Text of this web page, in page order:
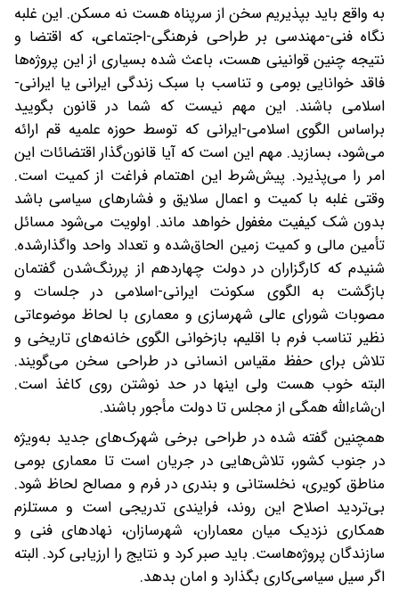
به واقع باید بپذیریم سخن از سرپناه هست نه مسکن. این غلبه
نگاه فنی-مهندسی بر طراحی فرهنگی-اجتماعی، که اقتضا و
نتیجه چنین قوانینی هست، باعث شده بسیاری از این پروژه‌ها
فاقد خوانایی بومی و تناسب با سبک زندگی ایرانی یا ایرانی-
اسلامی باشند. این مهم نیست که شما در قانون بگویید
براساس الگوی اسلامی-ایرانی که توسط حوزه علمیه قم ارائه
می‌شود، بسازید. مهم این است که آیا قانون‌گذار اقتضائات این
امر را می‌پذیرد. پیش‌شرط این اهتمام فراغت از کمیت است.
وقتی غلبه با کمیت و اعمال سلایق و فشارهای سیاسی باشد
بدون شک کیفیت مغفول خواهد ماند. اولویت می‌شود مسائل
تأمین مالی و کمیت زمین الحاق‌شده و تعداد واحد واگذارشده.
شنیدم که کارگزاران در دولت چهاردهم از پررنگ‌شدن گفتمان
بازگشت به الگوی سکونت ایرانی-اسلامی در جلسات و
مصوبات شورای‌ عالی شهرسازی و معماری با لحاظ موضوعاتی
نظیر تناسب فرم با اقلیم، بازخوانی الگوی خانه‌های تاریخی و
تلاش برای حفظ مقیاس انسانی در طراحی سخن می‌گویند.
البته خوب هست ولی اینها در حد نوشتن روی کاغذ است.
ان‌شاءالله همگی از مجلس تا دولت مأجور باشند.
همچنین گفته شده در طراحی برخی شهرک‌های جدید به‌ویژه
در جنوب کشور، تلاش‌هایی در جریان است تا معماری بومی
مناطق کویری، نخلستانی و بندری در فرم و مصالح لحاظ شود.
بی‌تردید اصلاح این روند، فرایندی تدریجی است و مستلزم
همکاری نزدیک میان معماران، شهرسازان، نهادهای فنی و
سازندگان پروژه‌هاست. باید صبر کرد و نتایج را ارزیابی کرد. البته
اگر سیل سیاسی‌کاری بگذارد و امان بدهد.